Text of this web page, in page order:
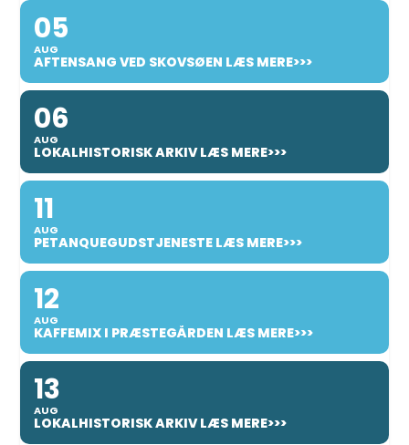
05
AUG
AFTENSANG VED SKOVSØEN LÆS MERE>>>
06
AUG
LOKALHISTORISK ARKIV LÆS MERE>>>
11
AUG
PETANQUEGUDSTJENESTE LÆS MERE>>>
12
AUG
KAFFEMIX I PRÆSTEGÅRDEN LÆS MERE>>>
13
AUG
LOKALHISTORISK ARKIV LÆS MERE>>>